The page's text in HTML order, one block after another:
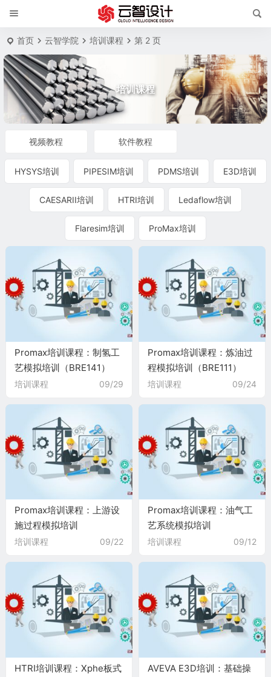
首页 云智学院 培训课程 第 2 页
培训课程
视频教程 软件教程
HYSYS培训 PIPESIM培训 PDMS培训 E3D培训
CAESARII培训 HTRI培训 Ledaflow培训
Flaresim培训 ProMax培训
Promax培训课程：制氢工
艺模拟培训（BRE141）
培训课程 09/29
Promax培训课程：炼油过
程模拟培训（BRE111）
培训课程 09/24
Promax培训课程：上游设
施过程模拟培训
（BRE102）
培训课程 09/22
Promax培训课程：油气工
艺系统模拟培训
（BRE101）
培训课程 09/12
HTRI培训课程：Xphe板式
AVEVA E3D培训：基础操